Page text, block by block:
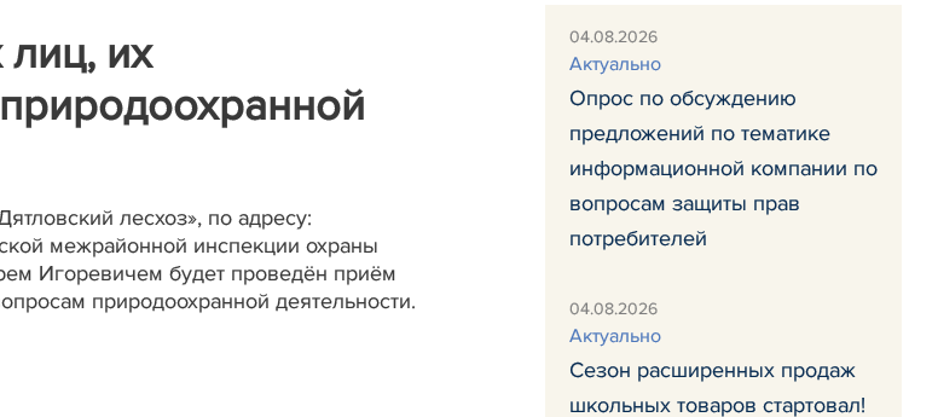
их
лесхоз», по адресу:
межрайонной инспекции охраны
Игоревичем будет проведён приём
природоохранной деятельности.
04.08.2026
Актуально
Опрос по обсуждению
предложений по тематике
информационной компании по
вопросам защиты прав
потребителей
04.08.2026
Актуально
Сезон расширенных продаж
школьных товаров стартовал!